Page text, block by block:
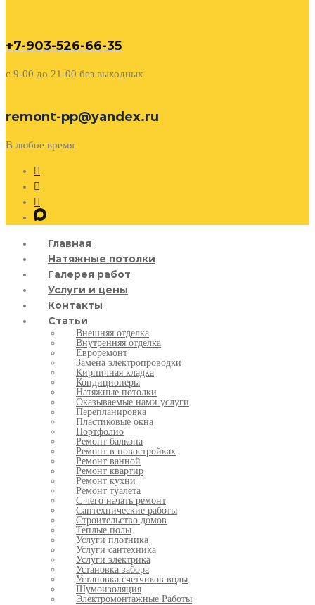
+7-903-526-66-35
c 9-00 до 21-00 без выходных
remont-pp@yandex.ru
В любое время
Главная
Натяжные потолки
Галерея работ
Услуги и цены
Контакты
Статьи
Внешняя отделка
Внутренняя отделка
Евроремонт
Замена электропроводки
Кирпичная кладка
Кондиционеры
Натяжные потолки
Оказываемые нами услуги
Перепланировка
Пластиковые окна
Портфолио
Ремонт балкона
Ремонт в новостройках
Ремонт ванной
Ремонт квартир
Ремонт кухни
Ремонт туалета
С чего начать ремонт
Сантехнические работы
Строительство домов
Теплые полы
Услуги плотника
Услуги сантехника
Услуги электрика
Установка забора
Установка счетчиков воды
Шумоизоляция
Электромонтажные Работы